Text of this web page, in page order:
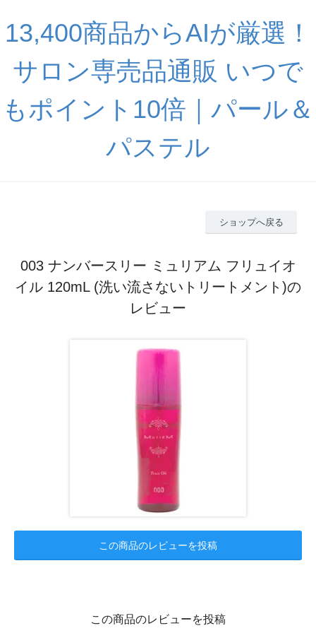
13,400商品からAIが厳選！
サロン専売品通販 いつで
もポイント10倍｜パール＆
パステル
ショップへ戻る
003 ナンバースリー ミュリアム フリュイオ
イル 120mL (洗い流さないトリートメント)の
レビュー
この商品のレビューを投稿
この商品のレビューを投稿